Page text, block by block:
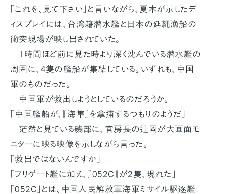
「これを、見て下さい」と言いながら、夏木が示したデ
ィスプレイには、台湾籍潜水艦と日本の延縄漁船の
衝突現場が映し出されていた。
1時間ほど前に見た時より深く沈んでいる潜水艦の
周囲に、4隻の艦船が集結している。いずれも、中国
軍のものだった。
中国軍が救出しようとしているのだろうか。
「中国艦船が、『海隼』を拿捕するつもりのようだ」
茫然と見ている磯部に、官房長の辻岡が大画面モ
ニターに映る映像を示しながら言った。
「救出ではないんですか」
「フリゲート艦に加え、『052C』が2隻、現れた」
「052C」とは、中国人民解放軍海軍ミサイル駆逐艦